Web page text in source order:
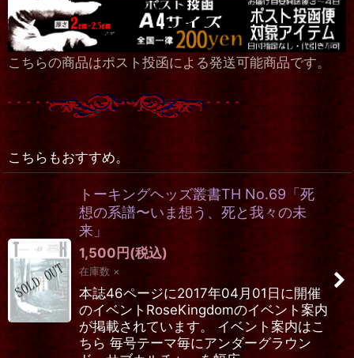
こちらの商品はポスト投函による発送可能商品です。
こちらもおすすめ。
トーキングヘッズ叢書TH No.69「死
想の系譜〜いま想う、死と我々の未
来」
1,500円(税込)
在庫数 ×
本誌46ページに2017年04月01日に開催
のイベントRoseKingdomのイベント案内
が掲載されています。 イベント案内はこ
ちら 毎号テーマ毎にアンダーグラウン